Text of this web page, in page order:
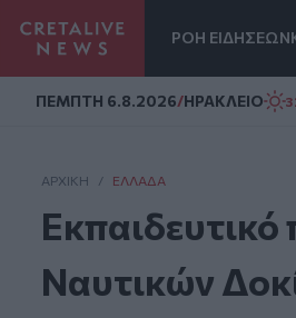
ΡΟΗ ΕΙΔΗΣΕΩΝ
ΠΕΜΠΤΗ 6.8.2026/ΗΡΑΚΛΕΙΟ
ΑΡΧΙΚΗ / ΕΛΛΆΔΑ
Ναυτικών